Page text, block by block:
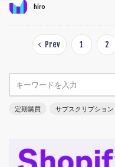
hiro
Prev 1 2
定期購買 サブスクリプション